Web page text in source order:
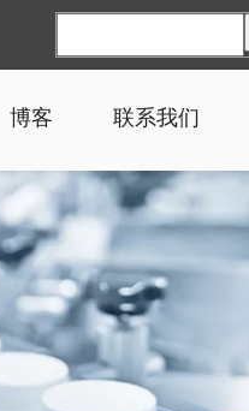
博客 联系我们